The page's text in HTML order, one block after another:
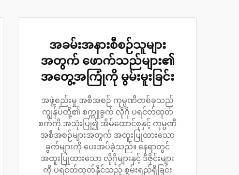
အခမ်းအနားစီစဉ်သူများ
အတွက် ဖောက်သည်များ၏
အတွေ့အကြုံကို မွမ်းမူးခြင်း
အဖွဲ့စည်းမှု အစီအစဉ် ကုမ္ပဏီတစ်ခုသည်
ကျွန်ုပ်တို့၏ စက္ကူခွက် လိုဂို ပရင်တ်ထုတ်
စက်ကို အသုံးပြု၍ အိမ်ထောင်စုနှင့် ကုမ္ပဏီ
အစီအစဉ်များအတွက် အထူးပြုထားသော
ခွက်များကို ပေးအပ်ခဲ့သည်။ နေရာတွင်
အထူးပြုထားသော လိုဂိုများနှင့် ဒီဇိုင်းများ
ကို ပရင်တ်ထုတ်နိုင်သည့် စွမ်းရည်ရှိခြင်း